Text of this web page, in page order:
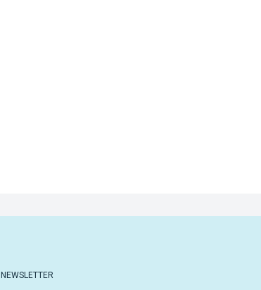
NEWSLETTER